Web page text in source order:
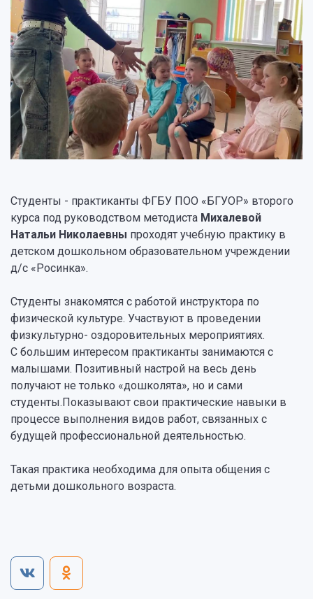
Студенты - практиканты ФГБУ ПОО «БГУОР» второго
курса под руководством методиста Михалевой
Натальи Николаевны проходят учебную практику в
детском дошкольном образовательном учреждении
д/с «Росинка».
Студенты знакомятся с работой инструктора по
физической культуре. Участвуют в проведении
физкультурно- оздоровительных мероприятиях.
С большим интересом практиканты занимаются с
малышами. Позитивный настрой на весь день
получают не только «дошколята», но и сами
студенты.Показывают свои практические навыки в
процессе выполнения видов работ, связанных с
будущей профессиональной деятельностью.
Такая практика необходима для опыта общения с
детьми дошкольного возраста.